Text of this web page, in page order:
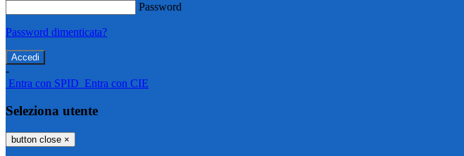
Password
Password dimenticata?
-
Entra con SPID Entra con CIE
Seleziona utente
button close ×